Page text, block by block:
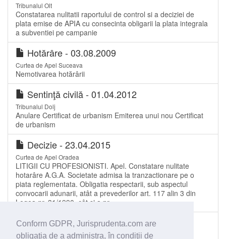
Conform GDPR, Jurisprudenta.com are
obligaţia de a administra, în condiţii de
Tribunalul Olt
Constatarea nulitatii raportului de control si a deciziei de
plata emise de APIA cu consecinta obligarii la plata integrala
a subventiei pe campanie
Hotărâre - 03.08.2009
Curtea de Apel Suceava
Nemotivarea hotărârii
Sentinţă civilă - 01.04.2012
Tribunalul Dolj
Anulare Certificat de urbanism Emiterea unui nou Certificat
de urbanism
Decizie - 23.04.2015
Curtea de Apel Oradea
LITIGII CU PROFESIONISTI. Apel. Constatare nulitate
hotarâre A.G.A. Societate admisa la tranzactionare pe o
piata reglementata. Obligatia respectarii, sub aspectul
convocarii adunarii, atât a prevederilor art. 117 alin 3 din
Legea nr. 31/1990, cât si a pr
Hotărâre - 25.02.2009
Tribunalul Buzău